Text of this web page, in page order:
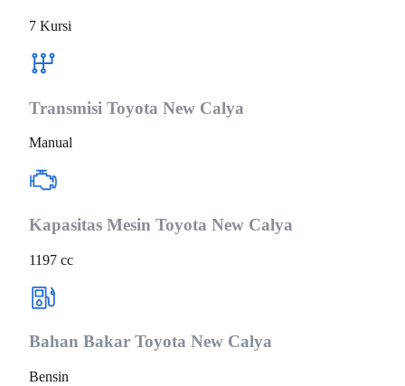
7 Kursi
Transmisi Toyota New Calya
Manual
Kapasitas Mesin Toyota New Calya
1197 cc
Bahan Bakar Toyota New Calya
Bensin